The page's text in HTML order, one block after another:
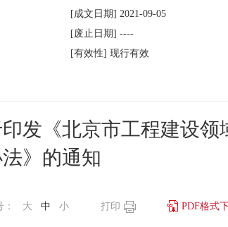
[成文日期] 2021-09-05
[废止日期] ----
[有效性] 现行有效
发《北京市工程建设领
》的通知
PDF格式
打印
： 大 中 小